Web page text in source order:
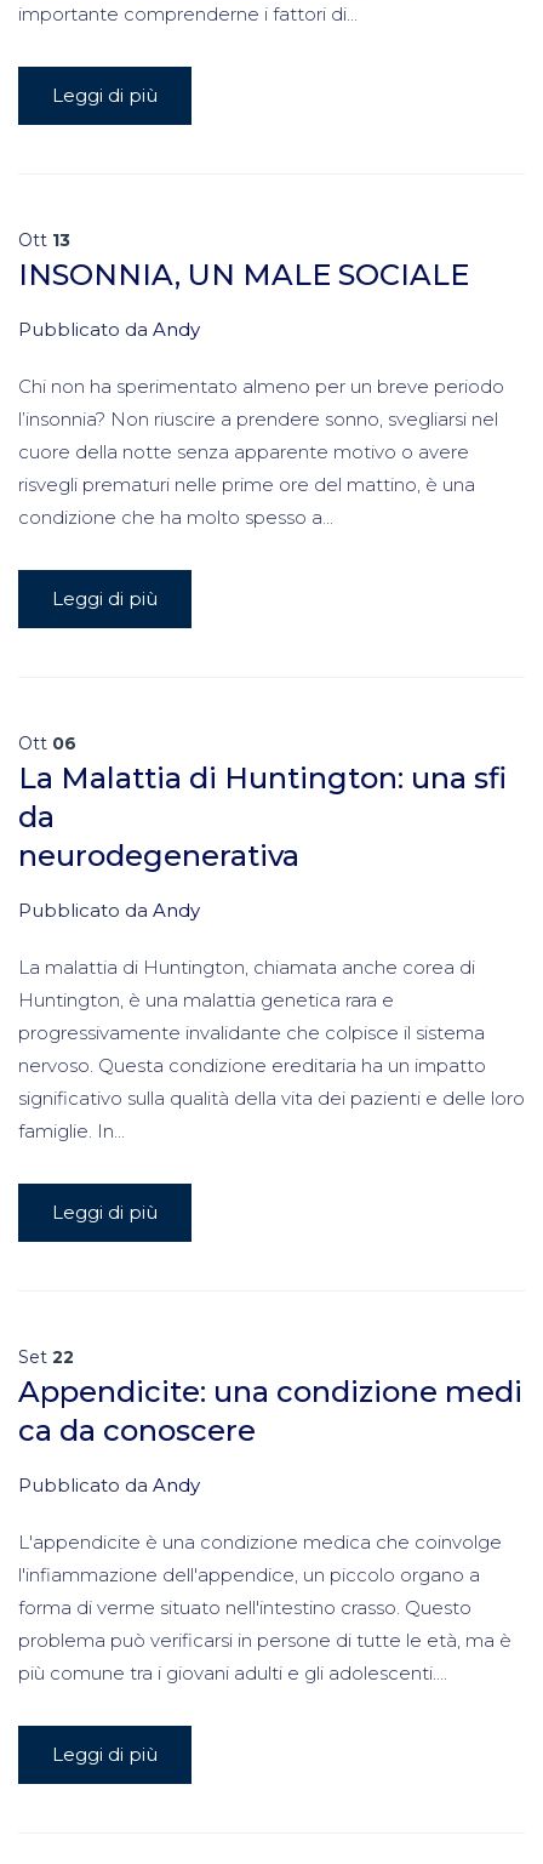
importante comprenderne i fattori di...
Leggi di più
Ott 13
INSONNIA, UN MALE SOCIALE
Pubblicato da Andy
Chi non ha sperimentato almeno per un breve periodo
l’insonnia? Non riuscire a prendere sonno, svegliarsi nel
cuore della notte senza apparente motivo o avere
risvegli prematuri nelle prime ore del mattino, è una
condizione che ha molto spesso a...
Leggi di più
Ott 06
La Malattia di Huntington: una sfi
da
neurodegenerativa
Pubblicato da Andy
La malattia di Huntington, chiamata anche corea di
Huntington, è una malattia genetica rara e
progressivamente invalidante che colpisce il sistema
nervoso. Questa condizione ereditaria ha un impatto
significativo sulla qualità della vita dei pazienti e delle loro
famiglie. In...
Leggi di più
Set 22
Appendicite: una condizione medi
ca da conoscere
Pubblicato da Andy
L'appendicite è una condizione medica che coinvolge
l'infiammazione dell'appendice, un piccolo organo a
forma di verme situato nell'intestino crasso. Questo
problema può verificarsi in persone di tutte le età, ma è
più comune tra i giovani adulti e gli adolescenti....
Leggi di più